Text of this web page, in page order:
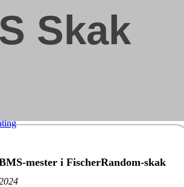
Skak
mester i FischerRandom-skak